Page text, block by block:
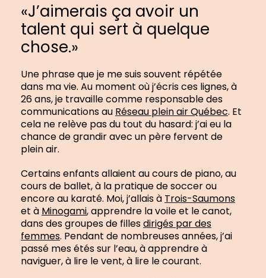
«J’aimerais ça avoir un
talent qui sert à quelque
chose.»
Une phrase que je me suis souvent répétée
dans ma vie. Au moment où j’écris ces lignes, à
26 ans, je travaille comme responsable des
communications au Réseau plein air Québec. Et
cela ne relève pas du tout du hasard: j’ai eu la
chance de grandir avec un père fervent de
plein air.
Certains enfants allaient au cours de piano, au
cours de ballet, à la pratique de soccer ou
encore au karaté. Moi, j’allais à Trois-Saumons
et à Minogami, apprendre la voile et le canot,
dans des groupes de fillesdirigés par des
femmes. Pendant de nombreuses années, j’ai
passé mes étés sur l’eau, à apprendre à
naviguer, à lire le vent, à lire le courant.